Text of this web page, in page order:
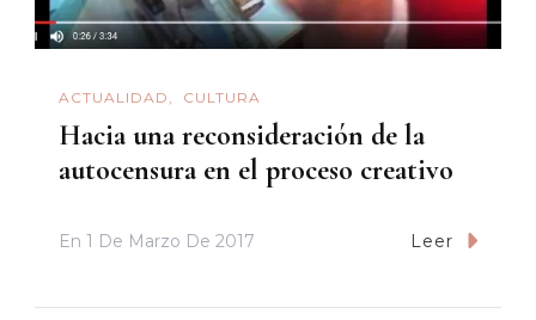
ACTUALIDAD CULTURA
Hacia una reconsideración de la
autocensura en el proceso creativo
En 1 De Marzo De 2017 Leer